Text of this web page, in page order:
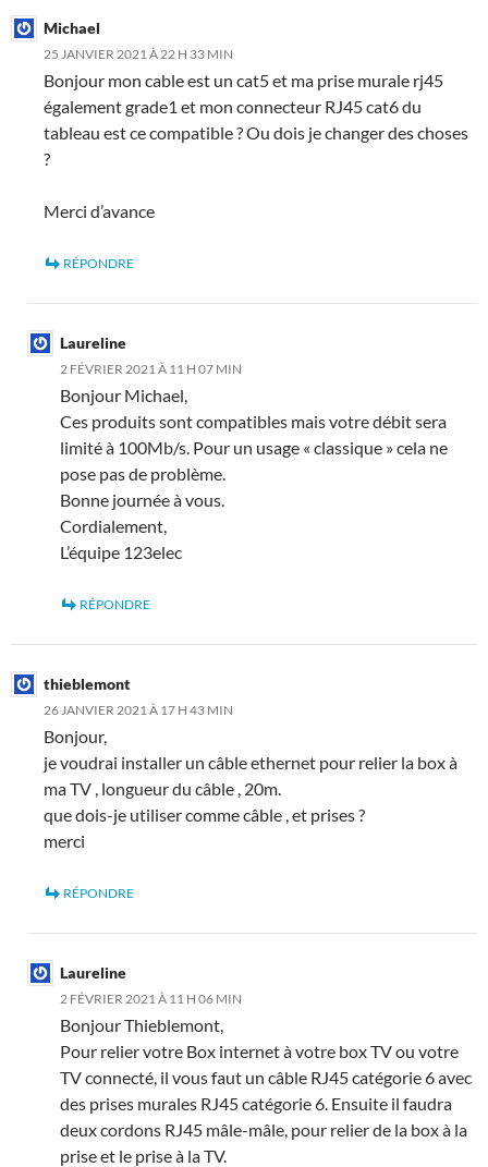
Michael
25 JANVIER 2021 À 22 H 33 MIN
Bonjour mon cable est un cat5 et ma prise murale rj45
également grade1 et mon connecteur RJ45 cat6 du
tableau est ce compatible ? Ou dois je changer des choses
?
Merci d’avance
RÉPONDRE
Laureline
2 FÉVRIER 2021 À 11 H 07 MIN
Bonjour Michael,
Ces produits sont compatibles mais votre débit sera
limité à 100Mb/s. Pour un usage « classique » cela ne
pose pas de problème.
Bonne journée à vous.
Cordialement,
L’équipe 123elec
RÉPONDRE
thieblemont
26 JANVIER 2021 À 17 H 43 MIN
Bonjour,
je voudrai installer un câble ethernet pour relier la box à
ma TV , longueur du câble , 20m.
que dois-je utiliser comme câble , et prises ?
merci
RÉPONDRE
Laureline
2 FÉVRIER 2021 À 11 H 06 MIN
Bonjour Thieblemont,
Pour relier votre Box internet à votre box TV ou votre
TV connecté, il vous faut un câble RJ45 catégorie 6 avec
des prises murales RJ45 catégorie 6. Ensuite il faudra
deux cordons RJ45 mâle-mâle, pour relier de la box à la
prise et le prise à la TV.